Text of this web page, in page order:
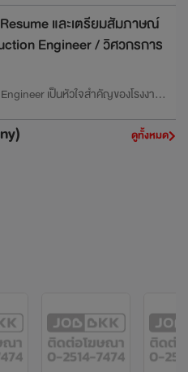
ครอบคลุมตั้งแต่การสร้าง Resume
ตรียมตัวสัมภาษณ์เชิงเทคนิคและ
ผลิตภัณฑ์ เพื่อให้มั่นใจว่าสินค้าหรือ
ตรฐาน ISO, GMP, IATF หรือ
น ๆ งานนี้ไม่ใช่แค่การตรวจสอบ แต่
มูล ปรับปรุงกระบวนการ และลด
ทความนี้ถูกออกแบบเป็นคู่มือเจาะลึก
ตั้งแต่ Junior ถึง Senior ครอบคลุม
ให้โดดเด่นไปจนถึงการเตรียมตัว
และเตรียมสัมภาษณ์
Engineer / วิศวกรการ
เป็นหัวใจสำคัญของโรงงาน
ภาพ การปรับปรุงประสิทธิภาพ ไป
งานนี้ไม่ใช่แค่การดูแล
ดูทั้งหมด